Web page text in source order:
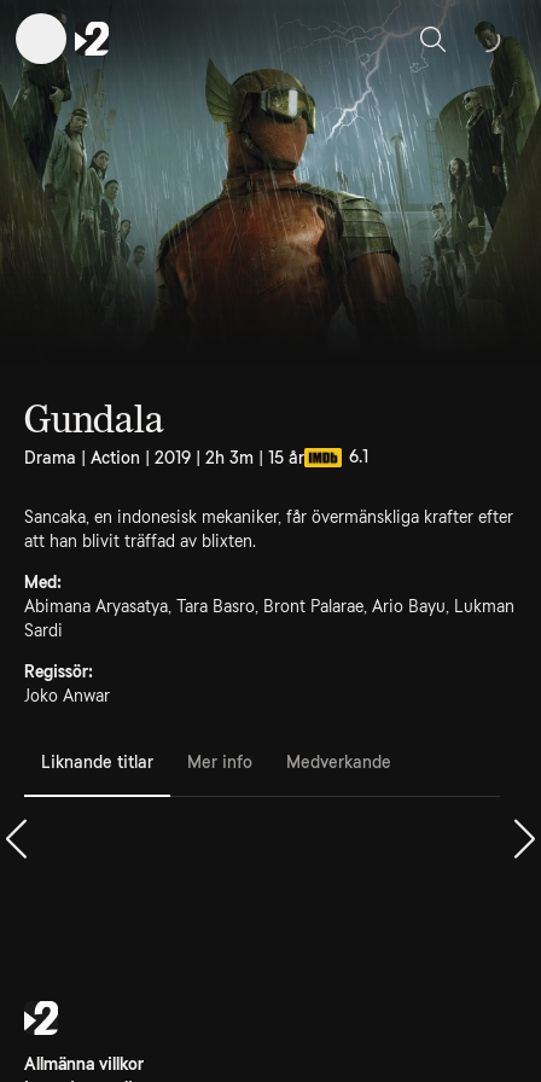
Sök
Gundala
Drama | Action | 2019 | 2h 3m | 15 år 6.1
Sancaka, en indonesisk mekaniker, får övermänskliga krafter efter
att han blivit träffad av blixten.
Med:
Abimana Aryasatya, Tara Basro, Bront Palarae, Ario Bayu, Lukman
Sardi
Regissör:
Joko Anwar
Liknande titlar Mer info Medverkande
Allmänna villkor